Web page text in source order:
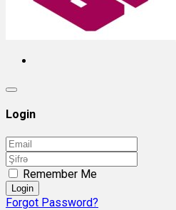
Login
Remember Me
Login
Forgot Password?